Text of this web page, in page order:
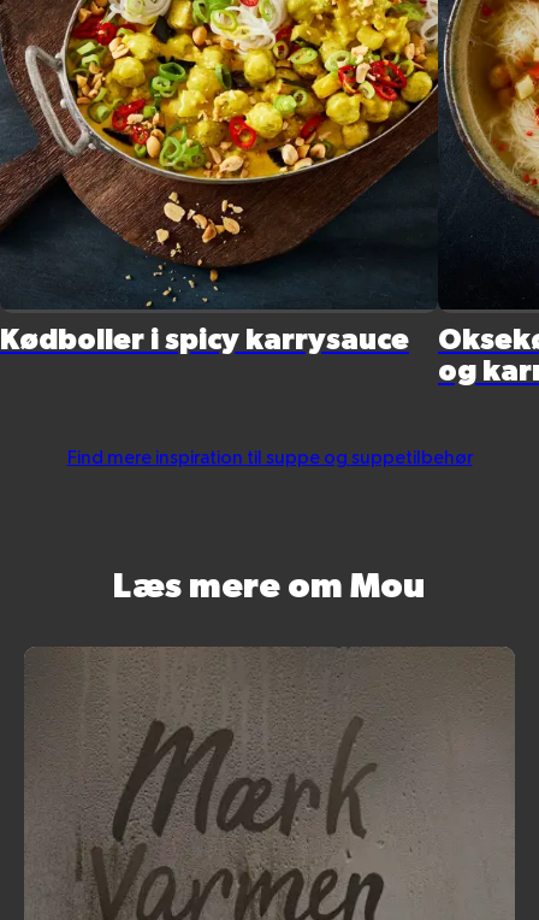
Kødboller i spicy karrysauce
og
Find mere inspiration til suppe og suppetilbehør
Læs mere om Mou